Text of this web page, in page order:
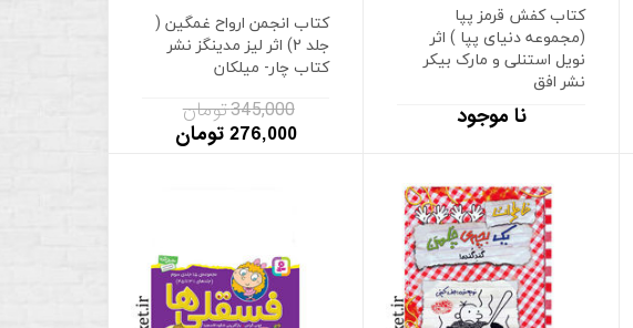
کتاب کفش قرمز پپا
(مجموعه دنیای پپا ) اثر
نویل استنلی و مارک بیکر
نشر افق
نا موجود
کتاب انجمن ارواح غمگین (
جلد 2) اثر لیز مدینگز نشر
کتاب چار- میلکان
345,000 تومان
276,000 تومان